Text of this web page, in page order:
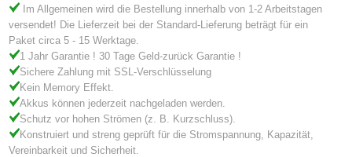
Im Allgemeinen wird die Bestellung innerhalb von 1-2 Arbeitstagen
versendet! Die Lieferzeit bei der Standard-Lieferung beträgt für ein
Paket circa 5 - 15 Werktage.
1 Jahr Garantie ! 30 Tage Geld-zurück Garantie !
Sichere Zahlung mit SSL-Verschlüsselung
Kein Memory Effekt.
Akkus können jederzeit nachgeladen werden.
Schutz vor hohen Strömen (z. B. Kurzschluss).
Konstruiert und streng geprüft für die Stromspannung, Kapazität,
Vereinbarkeit und Sicherheit.